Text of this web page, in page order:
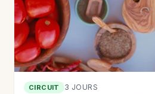
CIRCUIT 3 JOURS